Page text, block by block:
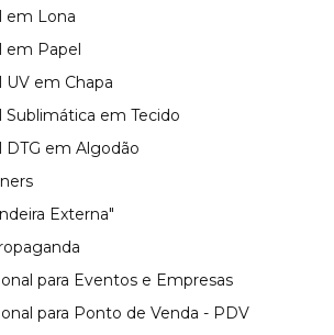
em Lona
em Papel
UV em Chapa
Sublimática em Tecido
DTG em Algodão
Externa"
para Eventos e Empresas
para Ponto de Venda - PDV